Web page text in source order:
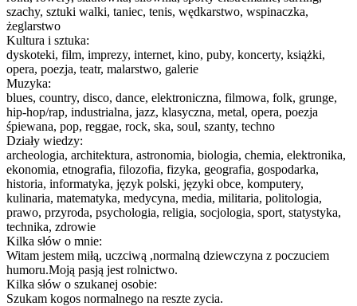
szachy, sztuki walki, taniec, tenis, wędkarstwo, wspinaczka,
żeglarstwo
Kultura i sztuka:
dyskoteki, film, imprezy, internet, kino, puby, koncerty, książki,
opera, poezja, teatr, malarstwo, galerie
Muzyka:
blues, country, disco, dance, elektroniczna, filmowa, folk, grunge,
hip-hop/rap, industrialna, jazz, klasyczna, metal, opera, poezja
śpiewana, pop, reggae, rock, ska, soul, szanty, techno
Działy wiedzy:
archeologia, architektura, astronomia, biologia, chemia, elektronika,
ekonomia, etnografia, filozofia, fizyka, geografia, gospodarka,
historia, informatyka, język polski, języki obce, komputery,
kulinaria, matematyka, medycyna, media, militaria, politologia,
prawo, przyroda, psychologia, religia, socjologia, sport, statystyka,
technika, zdrowie
Kilka słów o mnie:
Witam jestem miłą, uczciwą ,normalną dziewczyna z poczuciem
humoru.Moją pasją jest rolnictwo.
Kilka słów o szukanej osobie:
Szukam kogos normalnego na reszte zycia.